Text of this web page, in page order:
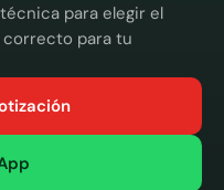
para elegir el
correcto para tu